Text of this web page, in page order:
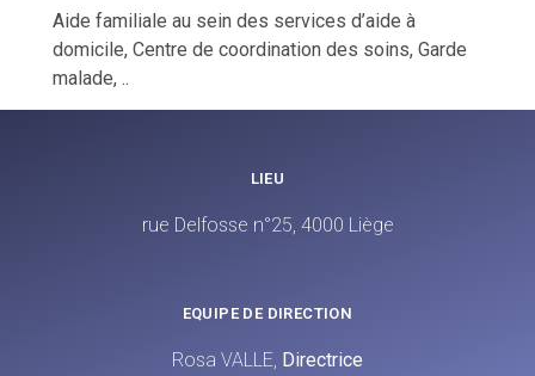
Aide familiale au sein des services d’aide à
domicile, Centre de coordination des soins, Garde
malade, ..
LIEU
rue Delfosse n°25, 4000 Liège
EQUIPE DE DIRECTION
Rosa VALLE, Directrice